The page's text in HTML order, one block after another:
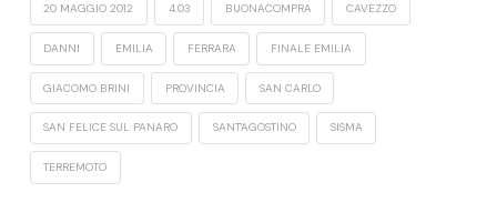
20 MAGGIO 2012 4.03 BUONACOMPRA CAVEZZO
DANNI EMILIA FERRARA FINALE EMILIA
GIACOMO BRINI PROVINCIA SAN CARLO
SAN FELICE SUL PANARO SANT'AGOSTINO SISMA
TERREMOTO